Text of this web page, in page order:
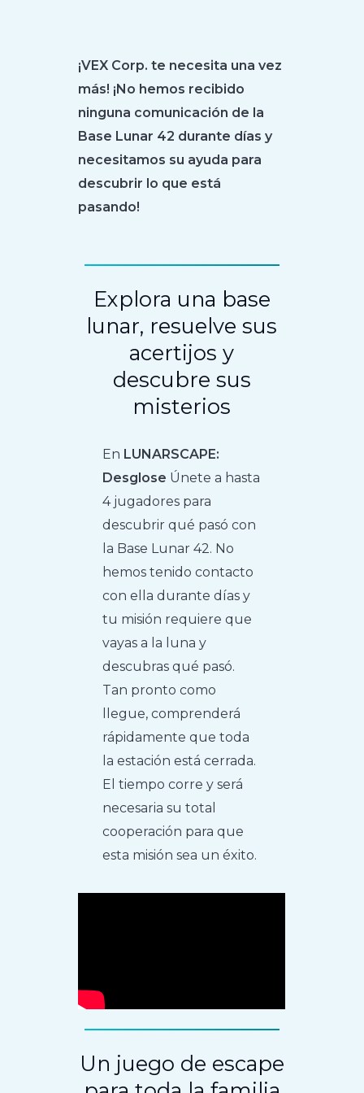
¡VEX Corp. te necesita una vez
más! ¡No hemos recibido
ninguna comunicación de la
Base Lunar 42 durante días y
necesitamos su ayuda para
descubrir lo que está
pasando!
Explora una base
lunar, resuelve sus
acertijos y
descubre sus
misterios
En LUNARSCAPE:
Desglose Únete a hasta
4 jugadores para
descubrir qué pasó con
la Base Lunar 42. No
hemos tenido contacto
con ella durante días y
tu misión requiere que
vayas a la luna y
descubras qué pasó.
Tan pronto como
llegue, comprenderá
rápidamente que toda
la estación está cerrada.
El tiempo corre y será
necesaria su total
cooperación para que
esta misión sea un éxito.
Un juego de escape